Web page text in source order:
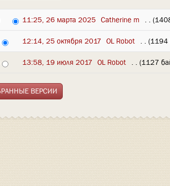
11:25, 26 марта 2025 Catherine m . .
12:14, 25 октября 2017 OL Robot . . (1194
13:58, 19 июля 2017 OL Robot . . (1127